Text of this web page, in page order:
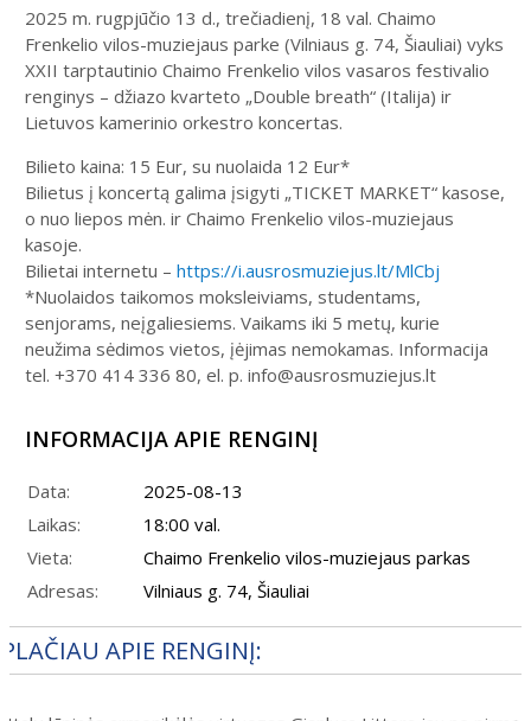
2025 m. rugpjūčio 13 d., trečiadienį, 18 val. Chaimo
Frenkelio vilos-muziejaus parke (Vilniaus g. 74, Šiauliai) vyks
XXII tarptautinio Chaimo Frenkelio vilos vasaros festivalio
renginys – džiazo kvarteto „Double breath“ (Italija) ir
Lietuvos kamerinio orkestro koncertas.
Bilieto kaina: 15 Eur, su nuolaida 12 Eur*
Bilietus į koncertą galima įsigyti „TICKET MARKET“ kasose,
o nuo liepos mėn. ir Chaimo Frenkelio vilos-muziejaus
kasoje.
Bilietai internetu – https://i.ausrosmuziejus.lt/MlCbj
*Nuolaidos taikomos moksleiviams, studentams,
senjorams, neįgaliesiems. Vaikams iki 5 metų, kurie
neužima sėdimos vietos, įėjimas nemokamas. Informacija
tel. +370 414 336 80, el. p. info@ausrosmuziejus.lt
INFORMACIJA APIE RENGINĮ
Data:
2025-08-13
Laikas:
18:00 val.
Vieta:
Chaimo Frenkelio vilos-muziejaus parkas
Adresas:
Vilniaus g. 74, Šiauliai
PLAČIAU APIE RENGINĮ: